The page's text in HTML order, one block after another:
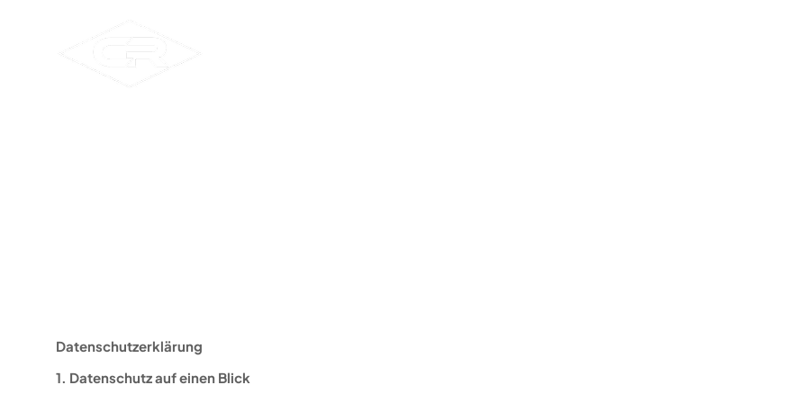
Datenschutzerklärung
1. Datenschutz auf einen Blick